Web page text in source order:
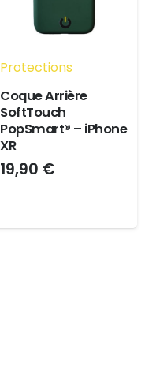
Protections
Coque Arrière
SoftTouch
PopSmart® – iPhone
XR
19,90 €